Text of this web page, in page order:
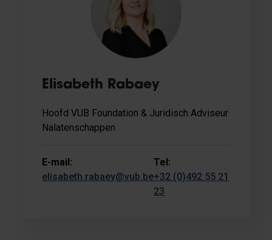
Elisabeth Rabaey
Hoofd VUB Foundation & Juridisch Adviseur
Nalatenschappen
E-mail:
elisabeth.rabaey@vub.be
Tel:
+32 (0)492 55 21
23